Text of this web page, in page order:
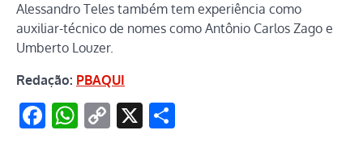
Alessandro Teles também tem experiência como
auxiliar-técnico de nomes como Antônio Carlos Zago e
Umberto Louzer.
Redação: PBAQUI
Facebook
WhatsApp
Copy
X